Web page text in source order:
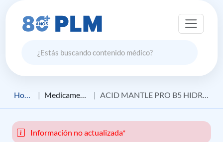
Home Medicamento ACID MANTLE PRO B5 HIDRATANTE RESTAURADORA
Información no actualizada*